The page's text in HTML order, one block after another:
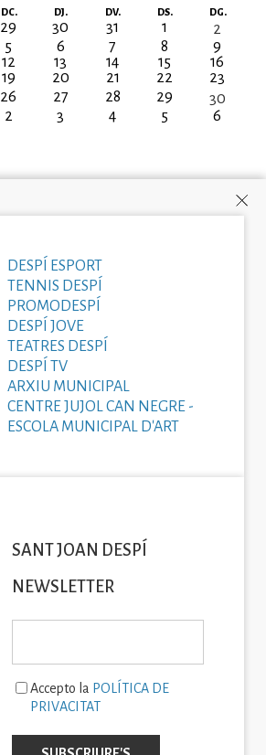
DC. DJ. DV. DS. DG.
29 30 31 1
2
5 6 7 8
9
12 13 14 15
16
19 20 21 22
23
26 27 28 29
30
2 3 4 5 6
DESPÍ ESPORT
TENNIS DESPÍ
PROMODESPÍ
DESPÍ JOVE
TEATRES DESPÍ
DESPÍ TV
ARXIU MUNICIPAL
CENTRE JUJOL CAN NEGRE -
ESCOLA MUNICIPAL D'ART
SANT JOAN DESPÍ
NEWSLETTER
Accepto la POLÍTICA DE
PRIVACITAT